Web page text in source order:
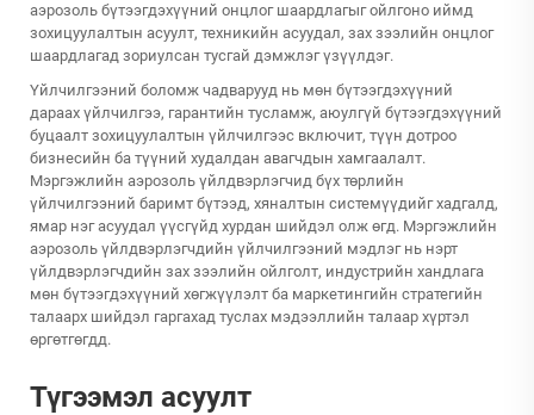
аэрозоль бүтээгдэхүүний онцлог шаардлагыг ойлгоно иймд
зохицуулалтын асуулт, техникийн асуудал, зах зээлийн онцлог
шаардлагад зориулсан тусгай дэмжлэг үзүүлдэг.
Үйлчилгээний боломж чадварууд нь мөн бүтээгдэхүүний
дараах үйлчилгээ, гарантийн тусламж, аюулгүй бүтээгдэхүүний
буцаалт зохицуулалтын үйлчилгээс включит, түүн дотроо
бизнесийн ба түүний худалдан авагчдын хамгаалалт.
Мэргэжлийн аэрозоль үйлдвэрлэгчид бүх төрлийн
үйлчилгээний баримт бүтээд, хяналтын системүүдийг хадгалд,
ямар нэг асуудал үүсгүйд хурдан шийдэл олж өгд. Мэргэжлийн
аэрозоль үйлдвэрлэгчдийн үйлчилгээний мэдлэг нь нэрт
үйлдвэрлэгчдийн зах зээлийн ойлголт, индустрийн хандлага
мөн бүтээгдэхүүний хөгжүүлэлт ба маркетингийн стратегийн
талаарх шийдэл гаргахад туслах мэдээллийн талаар хүртэл
өргөтгөгдд.
Түгээмэл асуулт